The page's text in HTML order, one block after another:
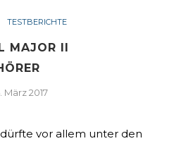
TESTBERICHTE
MAJOR II
März 2017
vor allem unter den